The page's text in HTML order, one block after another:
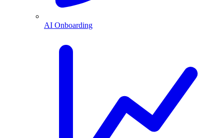
AI Onboarding